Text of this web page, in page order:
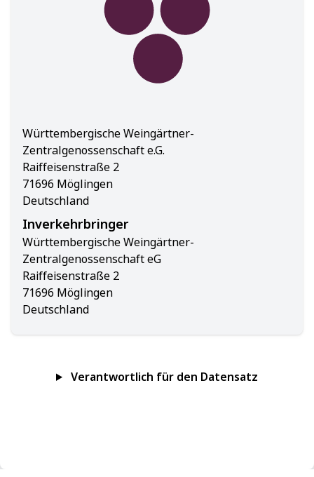
Württembergische Weingärtner-
Zentralgenossenschaft e.G.
Raiffeisenstraße 2
71696 Möglingen
Deutschland
Inverkehrbringer
Württembergische Weingärtner-
Zentralgenossenschaft eG
Raiffeisenstraße 2
71696 Möglingen
Deutschland
Verantwortlich für den Datensatz